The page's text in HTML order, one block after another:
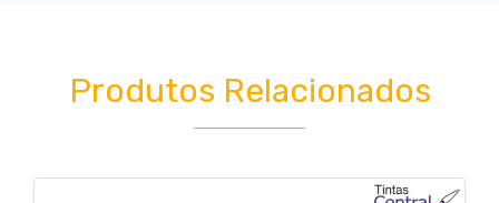
Produtos Relacionados